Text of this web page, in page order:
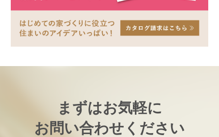
まずはお気軽に
お問い合わせください